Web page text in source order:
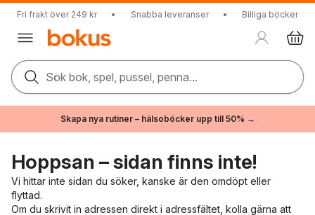
Fri frakt över 249 kr • Snabba leveranser • Billiga böcker
Sök bok, spel, pussel, penna...
Skapa nya rutiner – hälsoböcker upp till 50% →
Hoppsan – sidan finns inte!
Vi hittar inte sidan du söker, kanske är den omdöpt eller
flyttad.
Om du skrivit in adressen direkt i adressfältet, kolla gärna att